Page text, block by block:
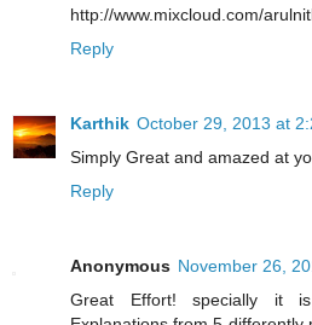
http://www.mixcloud.com/
Reply
Karthik October 29, 2013 at
Simply Great and amazed at
Reply
Anonymous November 26,
Great Effort! specially it